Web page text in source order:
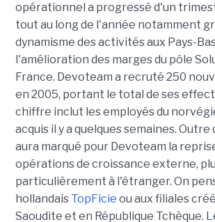
opérationnel a progressé d'un
tout au long de l'année notamment
dynamisme des activités aux Pays-
l'amélioration des marges du pôle
France. Devoteam a recruté 250
en 2005, portant le total de ses
chiffre inclut les employés du
acquis il y a quelques semaines. Outre
aura marqué pour Devoteam la
opérations de croissance externe,
particulièrement à l'étranger. On
hollandais TopFicie ou aux filiales
Saoudite et en République Tchèque.